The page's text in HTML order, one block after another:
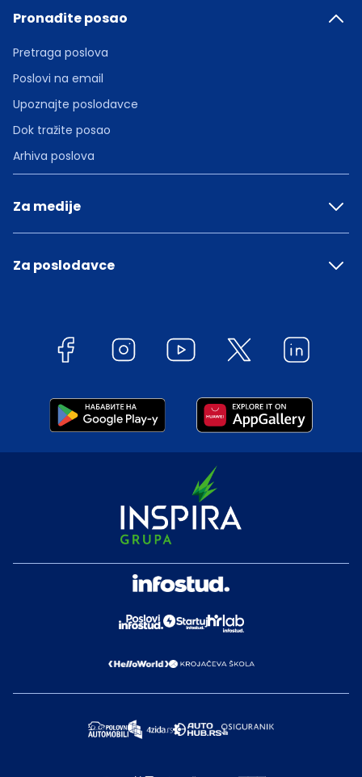
Pronađite posao
Pretraga poslova
Poslovi na email
Upoznajte poslodavce
Dok tražite posao
Arhiva poslova
Za medije
Za poslodavce